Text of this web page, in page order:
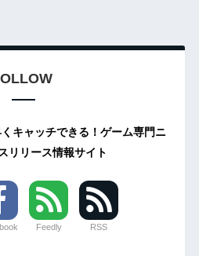
キャッチできる！ゲーム専門ニ
リリース情報サイト
Feedly RSS